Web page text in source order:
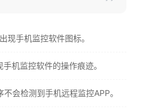
现手机监控软件图标。
机监控软件的操作痕迹。
会检测到手机远程监控APP。